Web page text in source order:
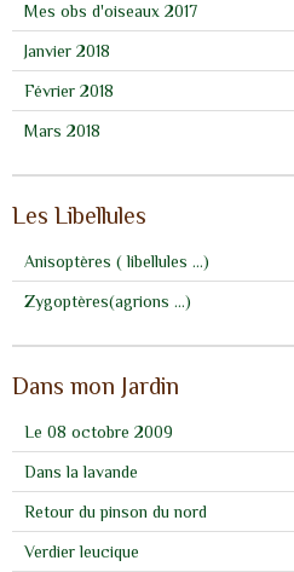
Mes obs d'oiseaux 2017
Janvier 2018
Février 2018
Mars 2018
Les Libellules
Anisoptères ( libellules ...)
Zygoptères(agrions ...)
Dans mon Jardin
Le 08 octobre 2009
Dans la lavande
Retour du pinson du nord
Verdier leucique